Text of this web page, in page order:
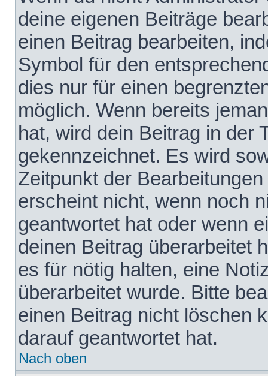
deine eigenen Beiträge
einen Beitrag bearbeiten,
Symbol für den
dies nur für einen
möglich. Wenn bereits
hat, wird dein Beitrag in der
gekennzeichnet. Es wird
Zeitpunkt der
erscheint nicht, wenn noch
geantwortet hat oder wenn
deinen Beitrag überarbeitet
es für nötig halten, eine
überarbeitet wurde. Bitte
einen Beitrag nicht löschen
darauf geantwortet hat.
Nach oben